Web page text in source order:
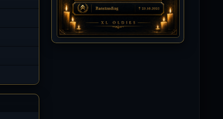
Isimiyaki
10.07.2026 / 00:34
Alles gute chickpea